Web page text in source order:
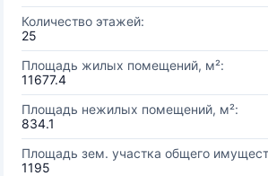
Количество этажей:
25
Площадь жилых помещений, м²:
11677.4
Площадь нежилых помещений, м²:
834.1
Площадь зем. участка общего
1195